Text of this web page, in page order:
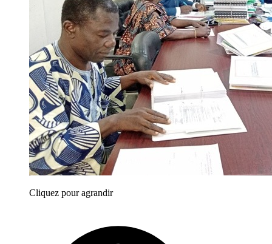
Cliquez pour agrandir